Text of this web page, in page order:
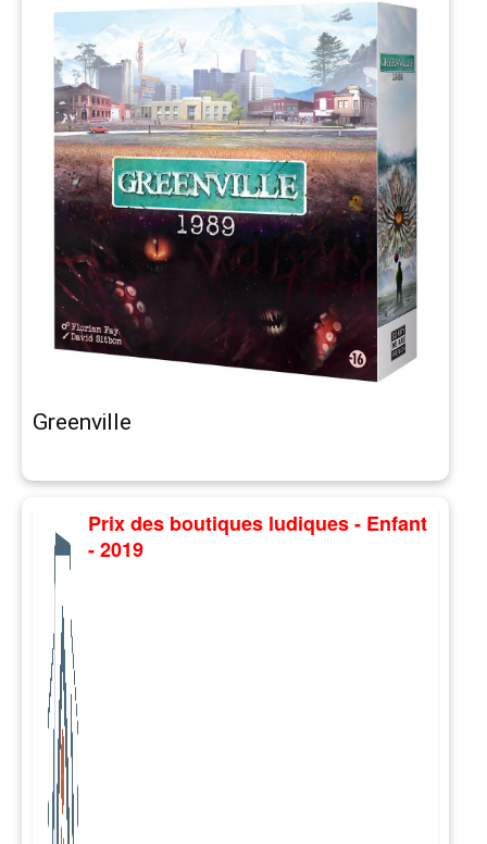
Greenville
Prix des boutiques ludiques - Enfant
- 2019